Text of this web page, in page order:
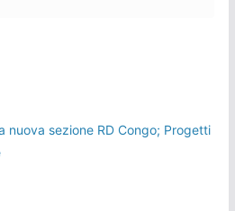
nuova sezione RD Congo; Progetti